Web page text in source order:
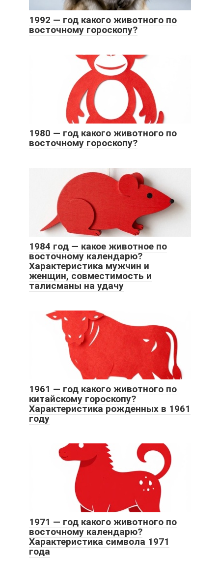
1992 — год какого животного по
восточному гороскопу?
1980 — год какого животного по
восточному гороскопу?
1984 год — какое животное по
восточному календарю?
Характеристика мужчин и
женщин, совместимость и
талисманы на удачу
1961 — год какого животного по
китайскому гороскопу?
Характеристика рожденных в 1961
году
1971 — год какого животного по
восточному календарю?
Характеристика символа 1971
года